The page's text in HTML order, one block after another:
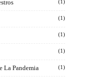
(1)
(1)
(1)
(1)
La Pandemia (1)